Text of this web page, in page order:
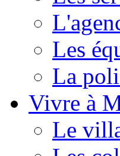
Les
La
Vivre à
Le